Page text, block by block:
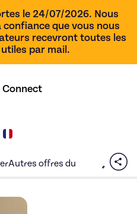
le 24/07/2026. Nous
que vous nous
recevront toutes les
par mail.
Connect
Autres offres du skiller